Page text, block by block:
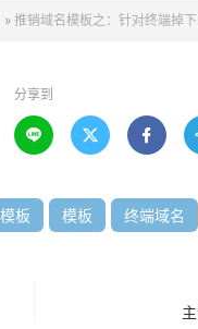
» 推销域名模板之：针对终端掉
分享到
  
板 模板 终端域名